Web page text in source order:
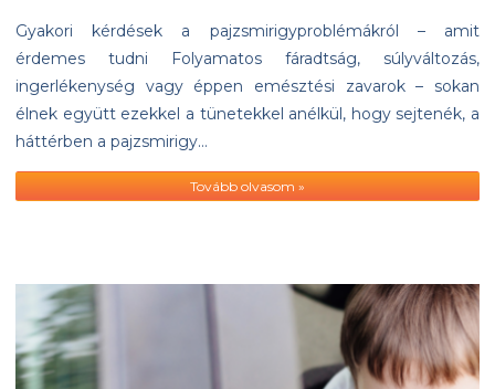
Gyakori kérdések a pajzsmirigyproblémákról – amit
érdemes tudni Folyamatos fáradtság, súlyváltozás,
ingerlékenység vagy éppen emésztési zavarok – sokan
élnek együtt ezekkel a tünetekkel anélkül, hogy sejtenék, a
háttérben a pajzsmirigy…
Tovább olvasom »